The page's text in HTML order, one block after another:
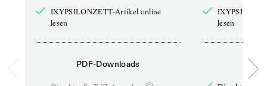
IXYPSILONZETT-Artikel online
lesen
PDF-Downloads
lesen